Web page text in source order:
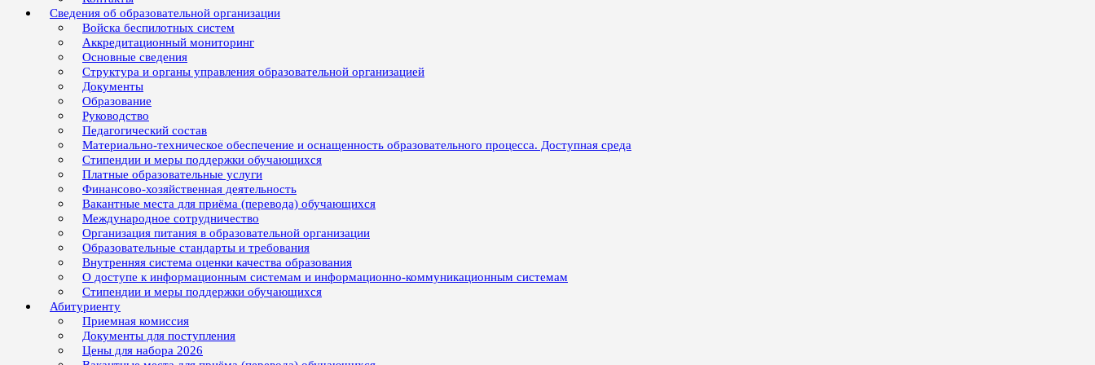
Сведения об образовательной организации
Войска беспилотных систем
Аккредитационный мониторинг
Основные сведения
Структура и органы управления образовательной организацией
Документы
Образование
Руководство
Педагогический состав
Материально-техническое обеспечение и оснащенность образовательного процесса. Доступная среда
Стипендии и меры поддержки обучающихся
Платные образовательные услуги
Финансово-хозяйственная деятельность
Вакантные места для приёма (перевода) обучающихся
Международное сотрудничество
Организация питания в образовательной организации
Образовательные стандарты и требования
Внутренняя система оценки качества образования
О доступе к информационным системам и информационно-коммуникационным системам
Стипендии и меры поддержки обучающихся
Абитуриенту
Приемная комиссия
Документы для поступления
Цены для набора 2026